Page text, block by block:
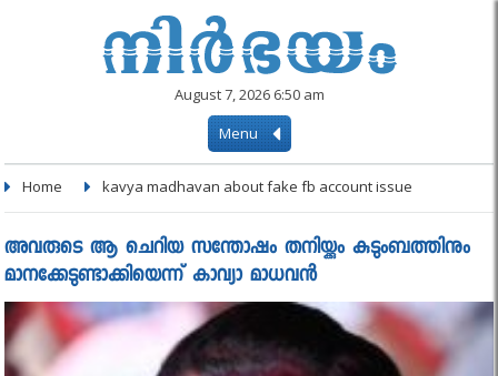
August 7, 2026 6:50 am
Menu
Home kavya madhavan about fake fb account issue
അവരുടെ ആ ചെറിയ സന്തോഷം തനിയ്ക്കും കുടുംബത്തിനും
മാനക്കേടുണ്ടാക്കിയെന്ന് കാവ്യാ മാധവന്‍